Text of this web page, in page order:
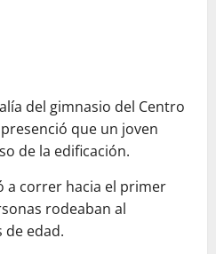
del gimnasio del Centro
que un joven
de la edificación.
a correr hacia el primer
rodeaban al
de edad.